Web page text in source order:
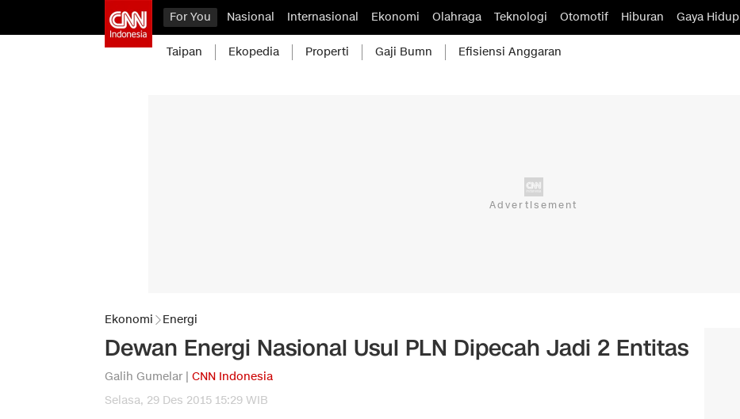
For You Nasional Internasional Ekonomi Olahraga Teknologi Otomotif Hiburan Gaya Hidup
Taipan Ekopedia Properti Gaji Bumn Efisiensi Anggaran
Ekonomi Energi
Dewan Energi Nasional Usul PLN Dipecah Jadi 2 Entitas
Galih Gumelar | CNN Indonesia
Selasa, 29 Des 2015 15:29 WIB